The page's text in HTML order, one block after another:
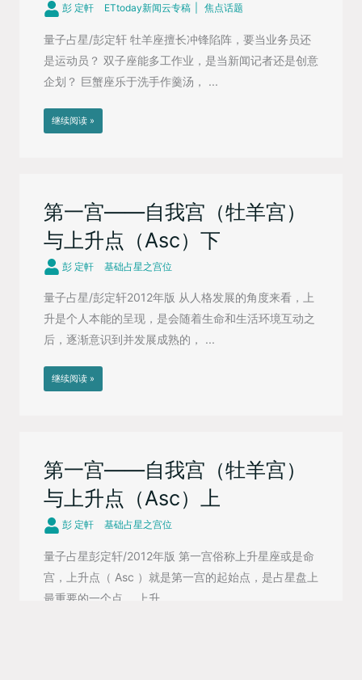
彭 定軒 ETtoday新闻云专稿 焦点话题
量子占星/彭定轩 牡羊座擅长冲锋陷阵，要当业务员还
是运动员？ 双子座能多工作业，是当新闻记者还是创意
企划？ 巨蟹座乐于洗手作羹汤， ...
继续阅读 »
第一宫——自我宫（牡羊宫）
与上升点（Asc）下
彭 定軒 基础占星之宫位
量子占星/彭定轩2012年版 从人格发展的角度来看，上
升是个人本能的呈现，是会随着生命和生活环境互动之
后，逐渐意识到并发展成熟的， ...
继续阅读 »
第一宫——自我宫（牡羊宫）
与上升点（Asc）上
彭 定軒 基础占星之宫位
量子占星彭定轩/2012年版 第一宫俗称上升星座或是命
宫，上升点（ Asc ）就是第一宫的起始点，是占星盘上
最重要的一个点。 上升 ...